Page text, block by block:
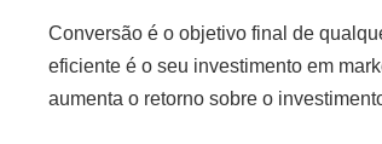
Conversão é o objetivo final de
eficiente é o seu investimento em
aumenta o retorno sobre o